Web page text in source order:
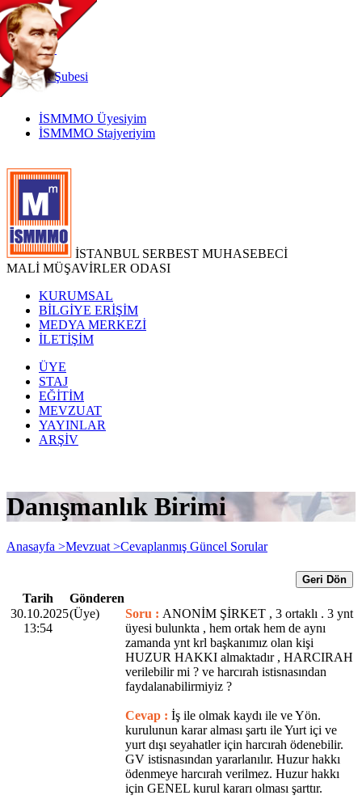
TR
|
EN
İnternetŞubesi
İSMMMO Üyesiyim
İSMMMO Stajyeriyim
İSTANBUL SERBEST MUHASEBECİ
MALİ MÜŞAVİRLER ODASI
KURUMSAL
BİLGİYE ERİŞİM
MEDYA MERKEZİ
İLETİŞİM
ÜYE
STAJ
EĞİTİM
MEVZUAT
YAYINLAR
ARŞİV
Danışmanlık Birimi
Anasayfa >Mevzuat >Cevaplanmış Güncel Sorular
Geri Dön
Tarih
Gönderen
30.10.2025
13:54
(Üye) Soru : ANONİM ŞİRKET , 3 ortaklı . 3 ynt
üyesi bulunkta , hem ortak hem de aynı
zamanda ynt krl başkanımız olan kişi
HUZUR HAKKI almaktadır , HARCIRAH
verilebilir mi ? ve harcırah istisnasından
faydalanabilirmiyiz ?
Cevap : İş ile olmak kaydı ile ve Yön.
kurulunun karar alması şartı ile Yurt içi ve
yurt dışı seyahatler için harcırah ödenebilir.
GV istisnasından yararlanılır. Huzur hakkı
ödenmeye harcırah verilmez. Huzur hakkı
için GENEL kurul kararı olması şarttır.